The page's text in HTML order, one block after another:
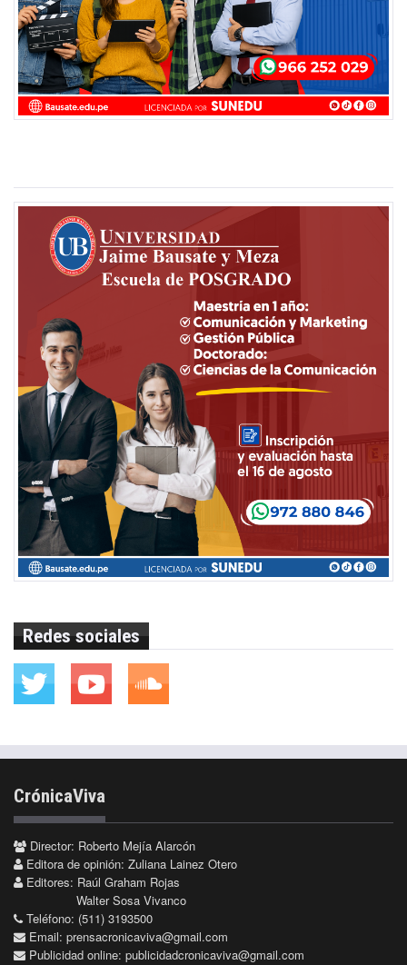
Redes sociales
CrónicaViva
Director: Roberto Mejía Alarcón
Editora de opinión: Zuliana Lainez Otero
Editores: Raúl Graham Rojas
Walter Sosa Vivanco
Teléfono: (511) 3193500
Email: prensacronicaviva@gmail.com
Publicidad online: publicidadcronicaviva@gmail.com